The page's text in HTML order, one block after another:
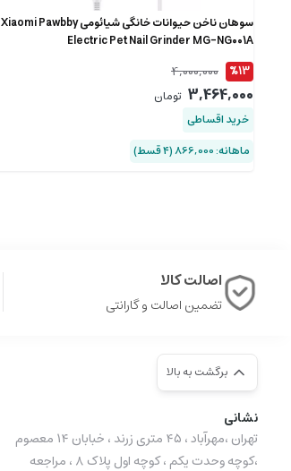
سوهان ناخن حیوانات خانگی شیائومی Xiaomi Pawbby
Electric Pet Nail Grinder MG-NG001A
%13
4,000,000
3,464,000 تومان
خرید اقساطی
ماهانه: 866,000 (۴ قسط)
اصالت کالا
تضمین اصالت و گارانتی
برگشت به بالا
نشانی
تهران ،مهرآباد ، ۴۵ متری زرند ، خبابان ۱۴ معصوم
،کوچه وحدت یکم ، کوچه اول پلاک ۸ ، مراجعه